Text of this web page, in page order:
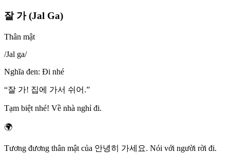
잘 가 (Jal Ga)
Thân mật
/Jal ga/
Nghĩa đen: Đi nhé
“잘 가! 집에 가서 쉬어.”
Tạm biệt nhé! Về nhà nghỉ đi.
🌍
Tương đương thân mật của 안녕히 가세요. Nói với người rời đi.